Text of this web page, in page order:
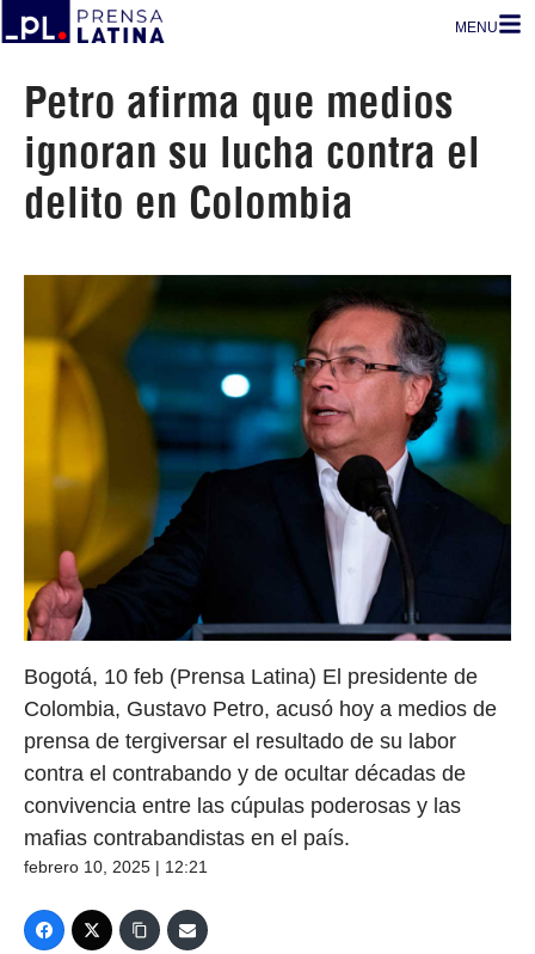
MENU
Petro afirma que medios
ignoran su lucha contra el
delito en Colombia
Bogotá, 10 feb (Prensa Latina) El presidente de
Colombia, Gustavo Petro, acusó hoy a medios de
prensa de tergiversar el resultado de su labor
contra el contrabando y de ocultar décadas de
convivencia entre las cúpulas poderosas y las
mafias contrabandistas en el país.
febrero 10, 2025 | 12:21